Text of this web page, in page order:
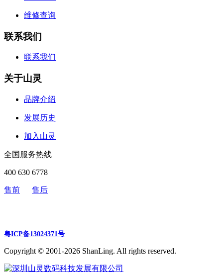
维修查询
联系我们
联系我们
关于山灵
品牌介绍
发展历史
加入山灵
全国服务热线
400 630 6778
售前 售后
粤ICP备13024371号
Copyright © 2001-2026 ShanLing. All rights reserved.